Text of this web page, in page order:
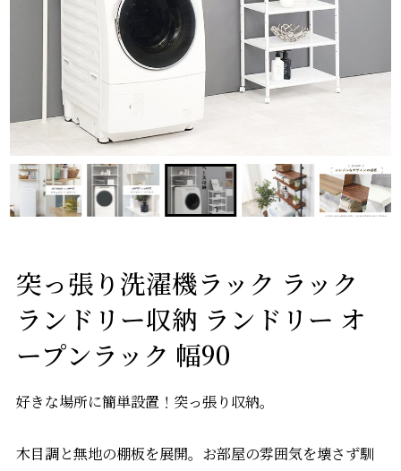
突っ張り洗濯機ラック ラック
ランドリー収納 ランドリー オ
ープンラック 幅90
好きな場所に簡単設置！突っ張り収納。
木目調と無地の棚板を展開。お部屋の雰囲気を壊さず馴